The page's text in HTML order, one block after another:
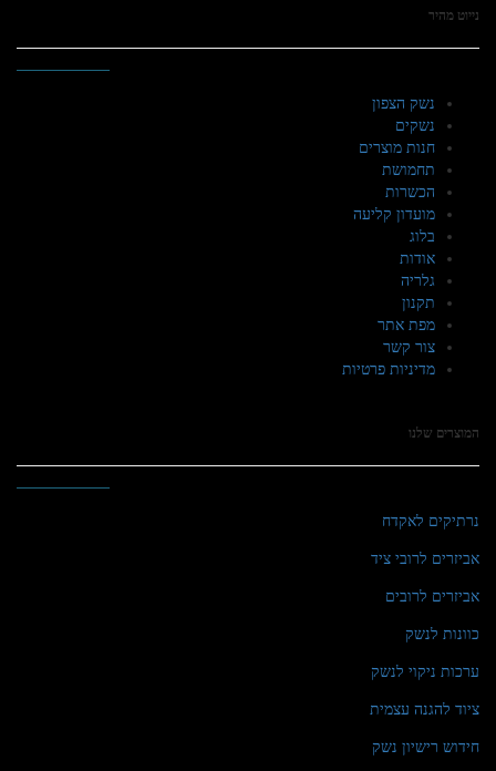
נייוט מהיר
נשק הצפון
נשקים
חנות מוצרים
תחמושת
הכשרות
מועדון קליעה
בלוג
אודות
גלריה
תקנון
מפת אתר
צור קשר
מדיניות פרטיות
המוצרים שלנו
נרתיקים לאקדח
אביזרים לרובי ציד
אביזרים לרובים
כוונות לנשק
ערכות ניקוי לנשק
ציוד להגנה עצמית
חידוש רישיון נשק